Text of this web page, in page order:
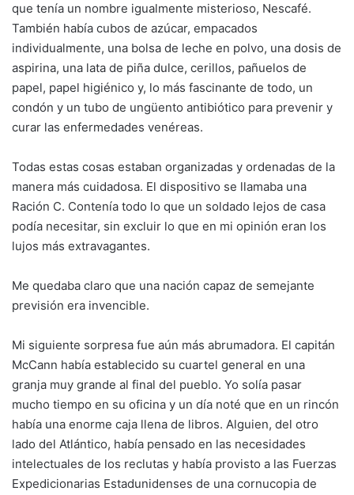
que tenía un nombre igualmente misterioso, Nescafé.
También había cubos de azúcar, empacados
individualmente, una bolsa de leche en polvo, una dosis de
aspirina, una lata de piña dulce, cerillos, pañuelos de
papel, papel higiénico y, lo más fascinante de todo, un
condón y un tubo de ungüento antibiótico para prevenir y
curar las enfermedades venéreas.
Todas estas cosas estaban organizadas y ordenadas de la
manera más cuidadosa. El dispositivo se llamaba una
Ración C. Contenía todo lo que un soldado lejos de casa
podía necesitar, sin excluir lo que en mi opinión eran los
lujos más extravagantes.
Me quedaba claro que una nación capaz de semejante
previsión era invencible.
Mi siguiente sorpresa fue aún más abrumadora. El capitán
McCann había establecido su cuartel general en una
granja muy grande al final del pueblo. Yo solía pasar
mucho tiempo en su oficina y un día noté que en un rincón
había una enorme caja llena de libros. Alguien, del otro
lado del Atlántico, había pensado en las necesidades
intelectuales de los reclutas y había provisto a las Fuerzas
Expedicionarias Estadunidenses de una cornucopia de